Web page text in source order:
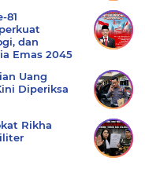
81
dan
Emas 2045
Uang
Diperiksa
Rikha